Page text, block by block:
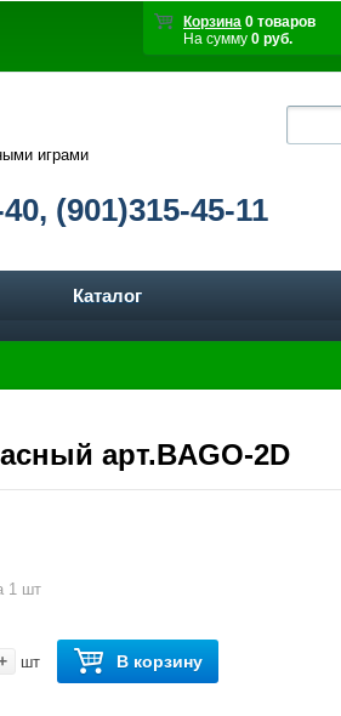
Корзина 0 товаров
На сумму 0 руб.
играми
(901)315-45-11
Каталог
арт.BAGO-2D
1 шт
шт В корзину